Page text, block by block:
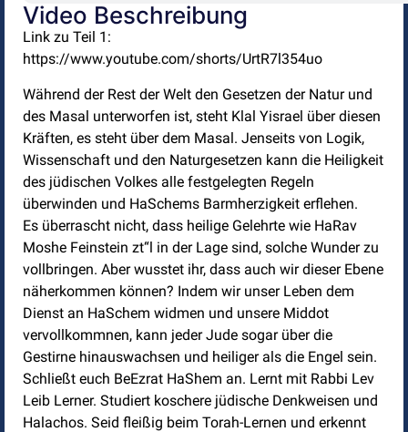
Video Beschreibung
Link zu Teil 1:
https://www.youtube.com/shorts/UrtR7l354uo
Während der Rest der Welt den Gesetzen der Natur und
des Masal unterworfen ist, steht Klal Yisrael über diesen
Kräften, es steht über dem Masal. Jenseits von Logik,
Wissenschaft und den Naturgesetzen kann die Heiligkeit
des jüdischen Volkes alle festgelegten Regeln
überwinden und HaSchems Barmherzigkeit erflehen.
Es überrascht nicht, dass heilige Gelehrte wie HaRav
Moshe Feinstein zt“l in der Lage sind, solche Wunder zu
vollbringen. Aber wusstet ihr, dass auch wir dieser Ebene
näherkommen können? Indem wir unser Leben dem
Dienst an HaSchem widmen und unsere Middot
vervollkommnen, kann jeder Jude sogar über die
Gestirne hinauswachsen und heiliger als die Engel sein.
Schließt euch BeEzrat HaShem an. Lernt mit Rabbi Lev
Leib Lerner. Studiert koschere jüdische Denkweisen und
Halachos. Seid fleißig beim Torah-Lernen und erkennt